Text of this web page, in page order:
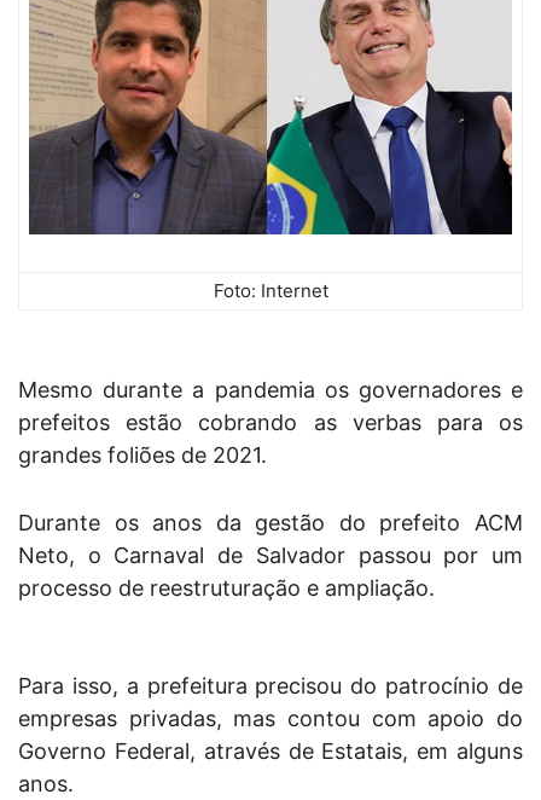
Foto: Internet
Mesmo durante a pandemia os governadores e
prefeitos estão cobrando as verbas para os
grandes foliões de 2021.
Durante os anos da gestão do prefeito ACM
Neto, o Carnaval de Salvador passou por um
processo de reestruturação e ampliação.
Para isso, a prefeitura precisou do patrocínio de
empresas privadas, mas contou com apoio do
Governo Federal, através de Estatais, em alguns
anos.